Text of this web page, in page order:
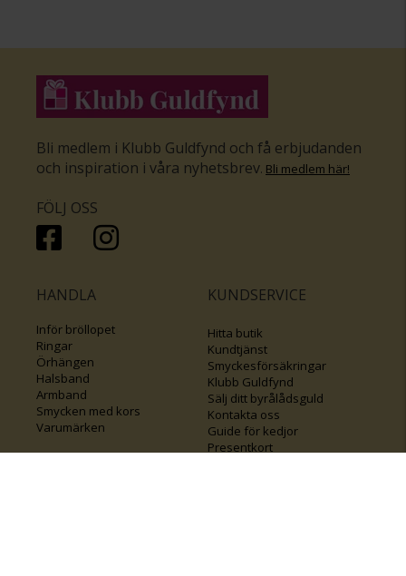
Bli medlem i Klubb Guldfynd och få erbjudanden
och inspiration i våra nyhetsbrev. Bli medlem här!
FÖLJ OSS
HANDLA
Inför bröllopet
Ringar
Örhängen
Halsband
Armband
Smycken med kors
Varumärken
KUNDSERVICE
Hitta butik
Kundtjänst
Smyckesförsäkringar
Klubb Guldfynd
Sälj ditt byrålådsguld
Kontakta oss
Guide för kedjor
Presentkort